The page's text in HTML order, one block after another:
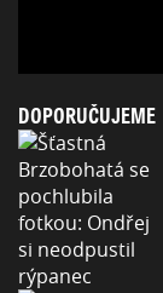
DOPORUČUJEME